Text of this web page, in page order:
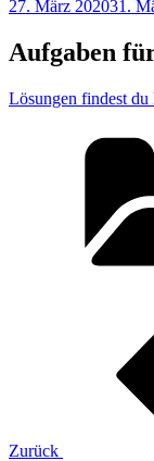
Veröffentlicht
27. März 202031.
Aufgaben
Lösungen findest du
Zurück